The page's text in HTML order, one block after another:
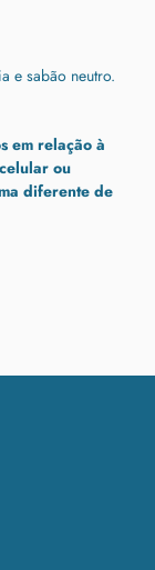
e sabão neutro.
em relação à
ou
diferente de